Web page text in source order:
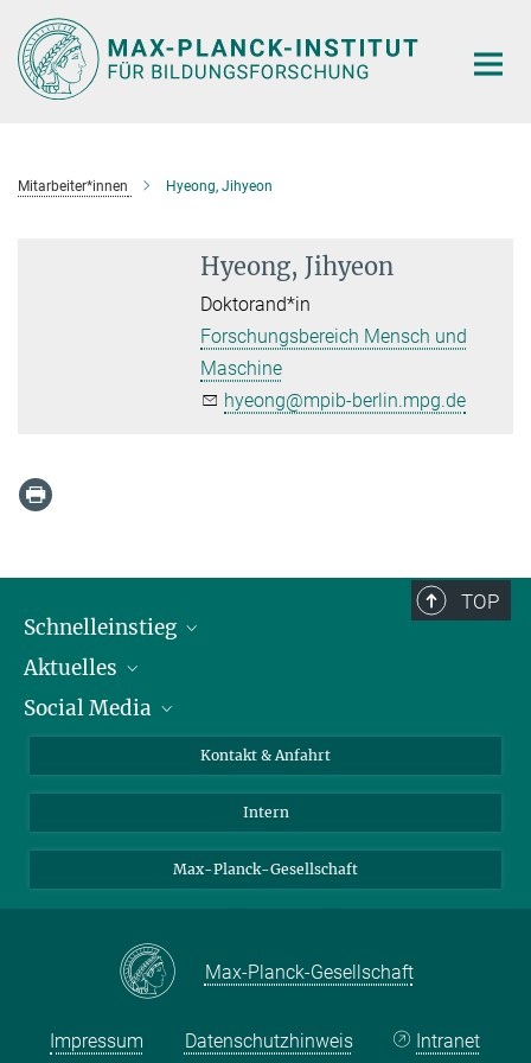
Hauptinhalt
Mitarbeiter*innen Hyeong, Jihyeon
Hyeong, Jihyeon
Doktorand*in
Forschungsbereich Mensch und
Maschine
hyeong@mpib-berlin.mpg.de
TOP
Schnelleinstieg
Personen
Pressebereich
Aktuelles
Stellenangebote
Social Media
LinkedIn
Kontakt & Anfahrt
Intern
Max-Planck-Gesellschaft
Max-Planck-Gesellschaft
Impressum Datenschutzhinweis Intranet